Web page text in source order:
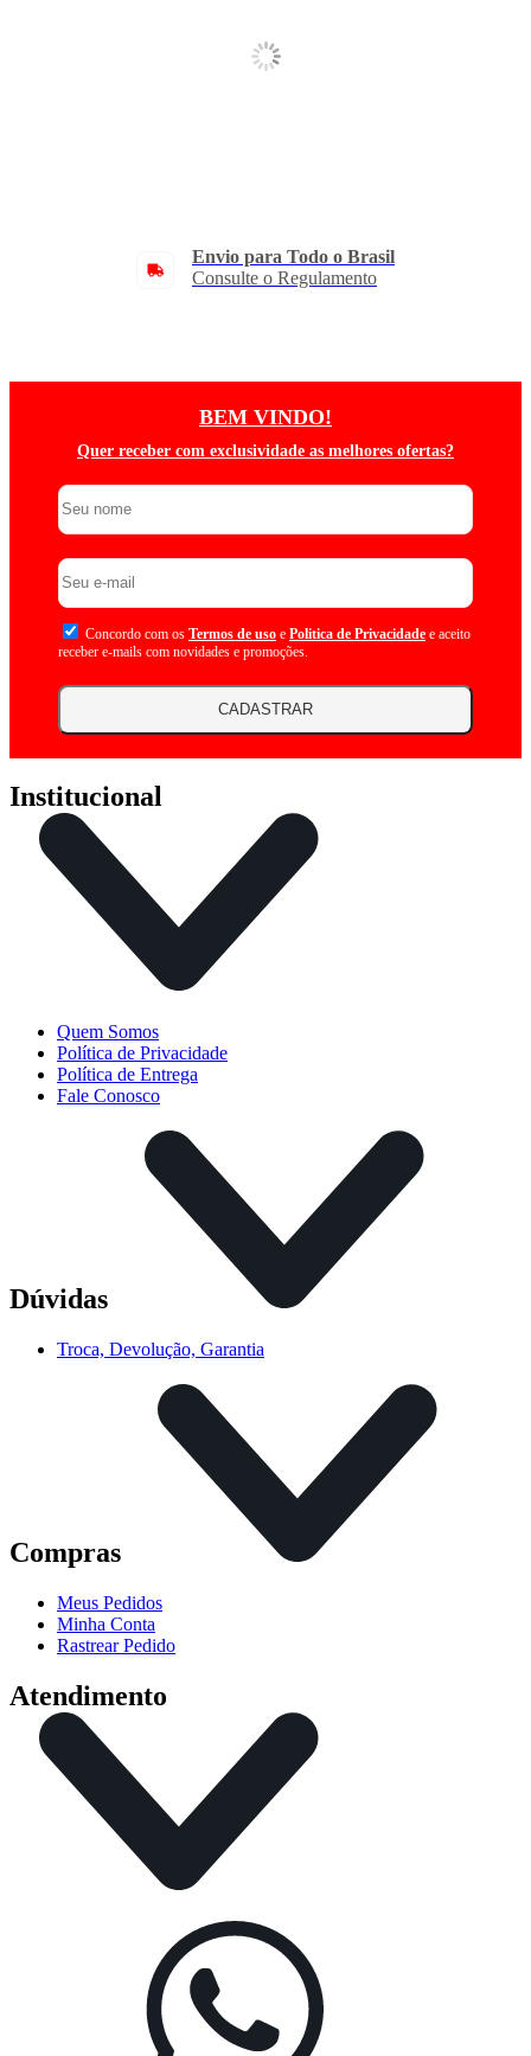
Envio para Todo o Brasil
Consulte o Regulamento
BEM VINDO!
Quer receber com exclusividade as melhores ofertas?
Concordo com os Termos de uso e Politica de Privacidade e aceito
receber e-mails com novidades e promoções.
CADASTRAR
Institucional
Quem Somos
Política de Privacidade
Política de Entrega
Fale Conosco
Dúvidas
Troca, Devolução, Garantia
Compras
Meus Pedidos
Minha Conta
Rastrear Pedido
Atendimento